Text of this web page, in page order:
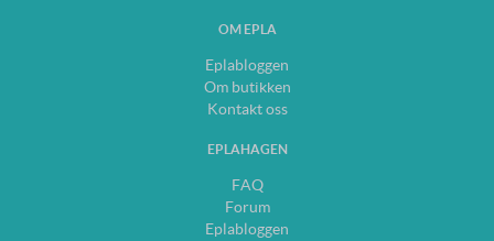
OM EPLA
Eplabloggen
Om butikken
Kontakt oss
EPLAHAGEN
FAQ
Forum
Eplabloggen